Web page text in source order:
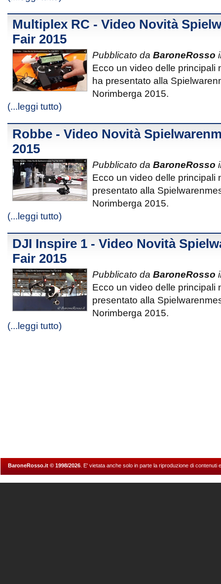
Multiplex RC - Video Novità
Fair 2015
Pubblicato da BaroneRosso
Ecco un video delle principali
ha presentato alla
Norimberga 2015.
(...leggi tutto)
Robbe - Video Novità
2015
Pubblicato da BaroneRosso
Ecco un video delle principali
presentato alla
Norimberga 2015.
(...leggi tutto)
DJI Inspire 1 - Video Novità
Fair 2015
Pubblicato da BaroneRosso
Ecco un video delle principali
presentato alla
Norimberga 2015.
(...leggi tutto)
BaroneRosso.it © 1998/2026 . E' vietata anche solo in parte la riproduzione di contenuti